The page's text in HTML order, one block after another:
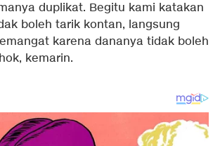
duplikat. Begitu kami katakan
boleh tarik kontan, langsung
karena dananya tidak boleh
kemarin.